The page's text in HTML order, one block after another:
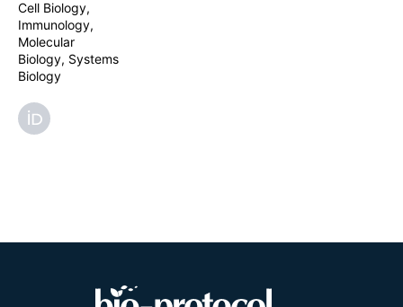
Cell Biology,
Immunology,
Molecular
Biology, Systems
Biology